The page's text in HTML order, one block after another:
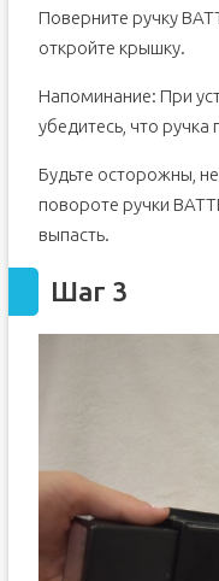
Поверните ручку
откройте крышку.
Напоминание: При
убедитесь, что
Будьте осторожны,
повороте ручки
выпасть.
Шаг 3